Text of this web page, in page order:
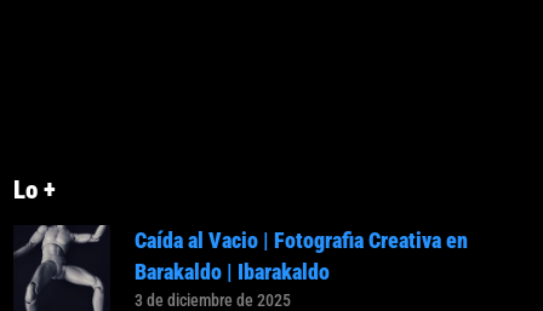
Lo +
Caída al Vacio | Fotografia Creativa en
Barakaldo | Ibarakaldo
3 de diciembre de 2025